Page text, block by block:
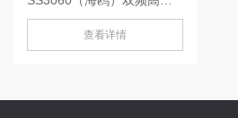
查看详情